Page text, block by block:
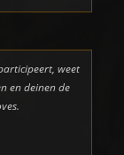
weet
en deinen de